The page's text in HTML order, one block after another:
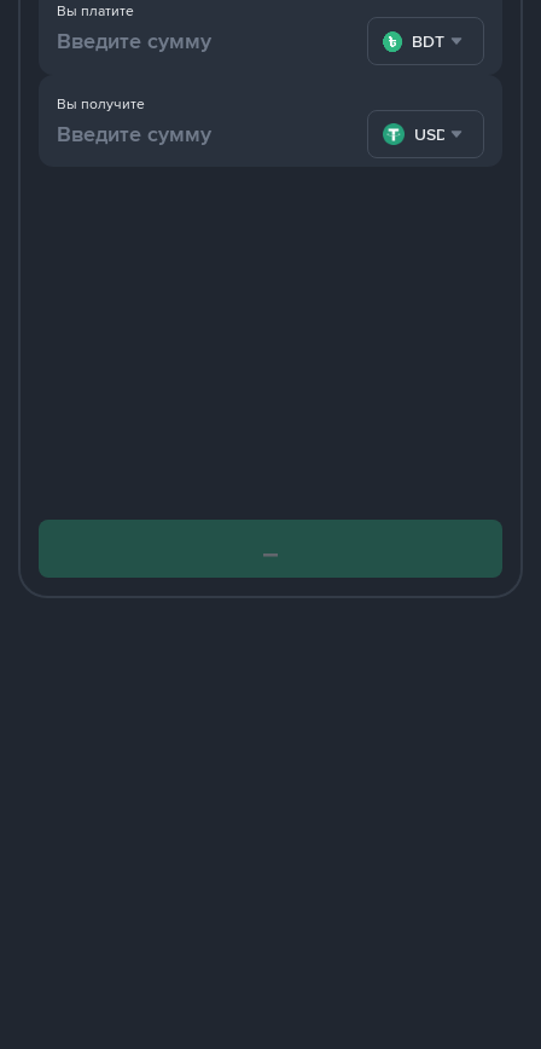
Вы платите
BDT
Вы получите
USDT